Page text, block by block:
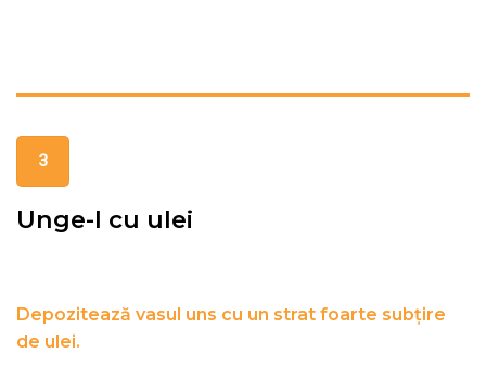
3
Unge-l cu ulei
Depozitează vasul uns cu un strat foarte subțire
de ulei.